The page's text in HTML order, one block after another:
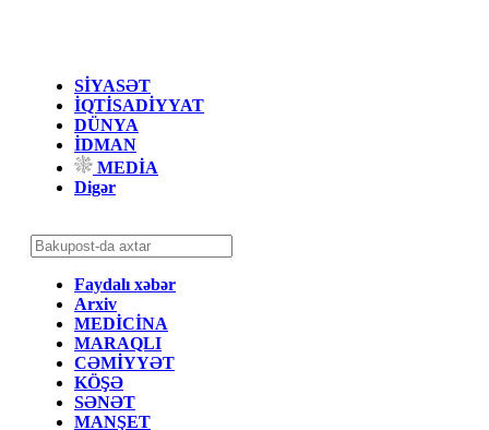
SİYASƏT
İQTİSADİYYAT
DÜNYA
İDMAN
MEDİA
Digər
Faydalı xəbər
Arxiv
MEDİCİNA
MARAQLI
CƏMİYYƏT
KÖŞƏ
SƏNƏT
MANŞET